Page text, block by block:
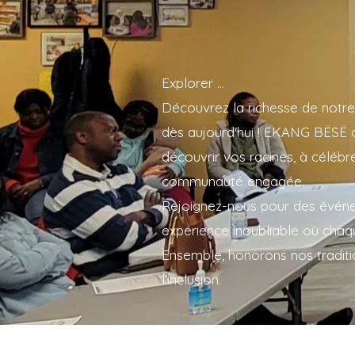
Explorer ...
Découvrez la richesse de
dès aujourd'hui ! EKANG
découvrir vos racines, à
communauté engagée.
Rejoignez-nous pour des
expérience inoubliable où
Ensemble, honorons nos
l’inclusion.